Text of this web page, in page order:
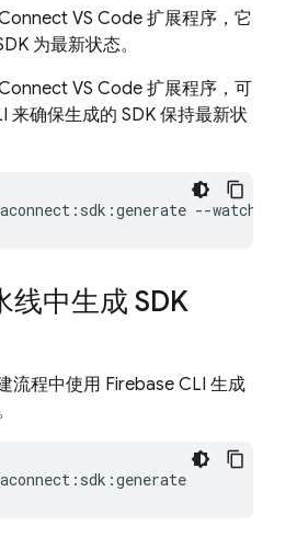
VS Code 扩展程序，它
为最新状态。
VS Code 扩展程序，可
来确保生成的 SDK 保持最新状
--watch
中生成 SDK
流程中使用 Firebase CLI 生成